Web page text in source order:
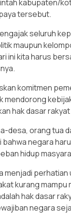
kabupaten/
tersebut.
seluruh
maupun
ini kita harus
komitmen
hak dasar
desa, orang tua
negara
hidup
perhatian
kurang mampu
hak dasar
negara